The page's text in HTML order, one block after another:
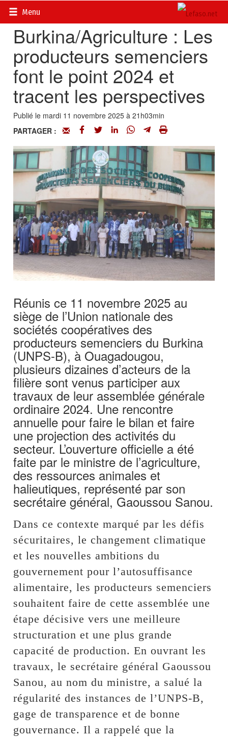
Menu
Accueil>
Burkina/Agriculture : Les
producteurs semenciers
font le point 2024 et
tracent les perspectives
Publié le mardi 11 novembre 2025 à 21h03min
PARTAGER :
Réunis ce 11 novembre 2025 au
siège de l’Union nationale des
sociétés coopératives des
producteurs semenciers du Burkina
(UNPS-B), à Ouagadougou,
plusieurs dizaines d’acteurs de la
filière sont venus participer aux
travaux de leur assemblée générale
ordinaire 2024. Une rencontre
annuelle pour faire le bilan et faire
une projection des activités du
secteur. L’ouverture officielle a été
faite par le ministre de l’agriculture,
des ressources animales et
halieutiques, représenté par son
secrétaire général, Gaoussou Sanou.
Dans ce contexte marqué par les défis
sécuritaires, le changement climatique
et les nouvelles ambitions du
gouvernement pour l’autosuffisance
alimentaire, les producteurs semenciers
souhaitent faire de cette assemblée une
étape décisive vers une meilleure
structuration et une plus grande
capacité de production. En ouvrant les
travaux, le secrétaire général Gaoussou
Sanou, au nom du ministre, a salué la
régularité des instances de l’UNPS-B,
gage de transparence et de bonne
gouvernance. Il a rappelé que la